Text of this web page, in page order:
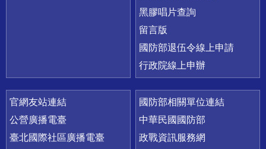
黑膠唱片查詢
留言版
國防部退伍令線上申請
行政院線上申辦
官網友站連結
公營廣播電臺
臺北國際社區廣播電臺
國防部相關單位連結
中華民國國防部
政戰資訊服務網